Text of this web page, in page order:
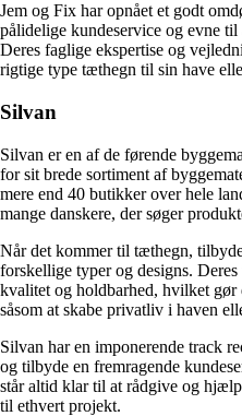
Jem og Fix har opnået et godt
pålidelige kundeservice og evne
Deres faglige ekspertise og
rigtige type tæthegn til sin have
Silvan
Silvan er en af de førende
for sit brede sortiment af
mere end 40 butikker over hele
mange danskere, der søger
Når det kommer til tæthegn,
forskellige typer og designs.
kvalitet og holdbarhed, hvilket
såsom at skabe privatliv i haven
Silvan har en imponerende track
og tilbyde en fremragende
står altid klar til at rådgive og
til ethvert projekt.